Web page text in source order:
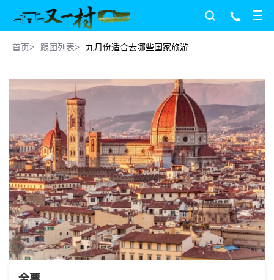
首页> 跟团列表> 九月份适合去哪些国家旅游